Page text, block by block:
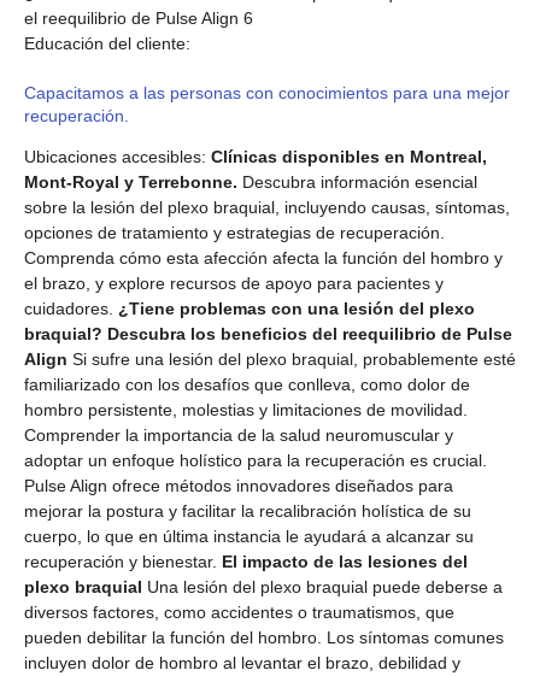
el reequilibrio de Pulse Align 6
Educación del cliente:
Capacitamos a las personas con conocimientos para una mejor
recuperación.
Ubicaciones accesibles: Clínicas disponibles en Montreal,
Mont-Royal y Terrebonne. Descubra información esencial
sobre la lesión del plexo braquial, incluyendo causas, síntomas,
opciones de tratamiento y estrategias de recuperación.
Comprenda cómo esta afección afecta la función del hombro y
el brazo, y explore recursos de apoyo para pacientes y
cuidadores. ¿Tiene problemas con una lesión del plexo
braquial? Descubra los beneficios del reequilibrio de Pulse
Align Si sufre una lesión del plexo braquial, probablemente esté
familiarizado con los desafíos que conlleva, como dolor de
hombro persistente, molestias y limitaciones de movilidad.
Comprender la importancia de la salud neuromuscular y
adoptar un enfoque holístico para la recuperación es crucial.
Pulse Align ofrece métodos innovadores diseñados para
mejorar la postura y facilitar la recalibración holística de su
cuerpo, lo que en última instancia le ayudará a alcanzar su
recuperación y bienestar. El impacto de las lesiones del
plexo braquial Una lesión del plexo braquial puede deberse a
diversos factores, como accidentes o traumatismos, que
pueden debilitar la función del hombro. Los síntomas comunes
incluyen dolor de hombro al levantar el brazo, debilidad y